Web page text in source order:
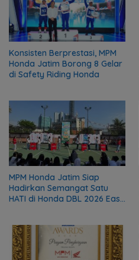
Konsisten Berprestasi, MPM
Honda Jatim Borong 8 Gelar
di Safety Riding Honda
MPM Honda Jatim Siap
Hadirkan Semangat Satu
HATI di Honda DBL 2026 East